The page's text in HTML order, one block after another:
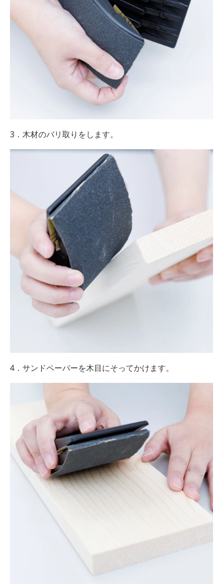
3．木材のバリ取りをします。
4．サンドペーパーを木目にそってかけます。